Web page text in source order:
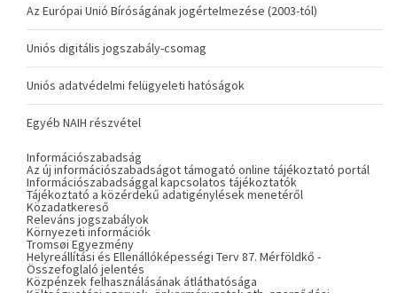
Az Európai Unió Bíróságának jogértelmezése (2003-tól)
Uniós digitális jogszabály-csomag
Uniós adatvédelmi felügyeleti hatóságok
Egyéb NAIH részvétel
Információszabadság
Az új információszabadságot támogató online tájékoztató portál
Információszabadsággal kapcsolatos tájékoztatók
Tájékoztató a közérdekű adatigénylések menetéről
Közadatkereső
Releváns jogszabályok
Környezeti információk
Tromsøi Egyezmény
Helyreállítási és Ellenállóképességi Terv 87. Mérföldkő -
Összefoglaló jelentés
Közpénzek felhasználásának átláthatósága